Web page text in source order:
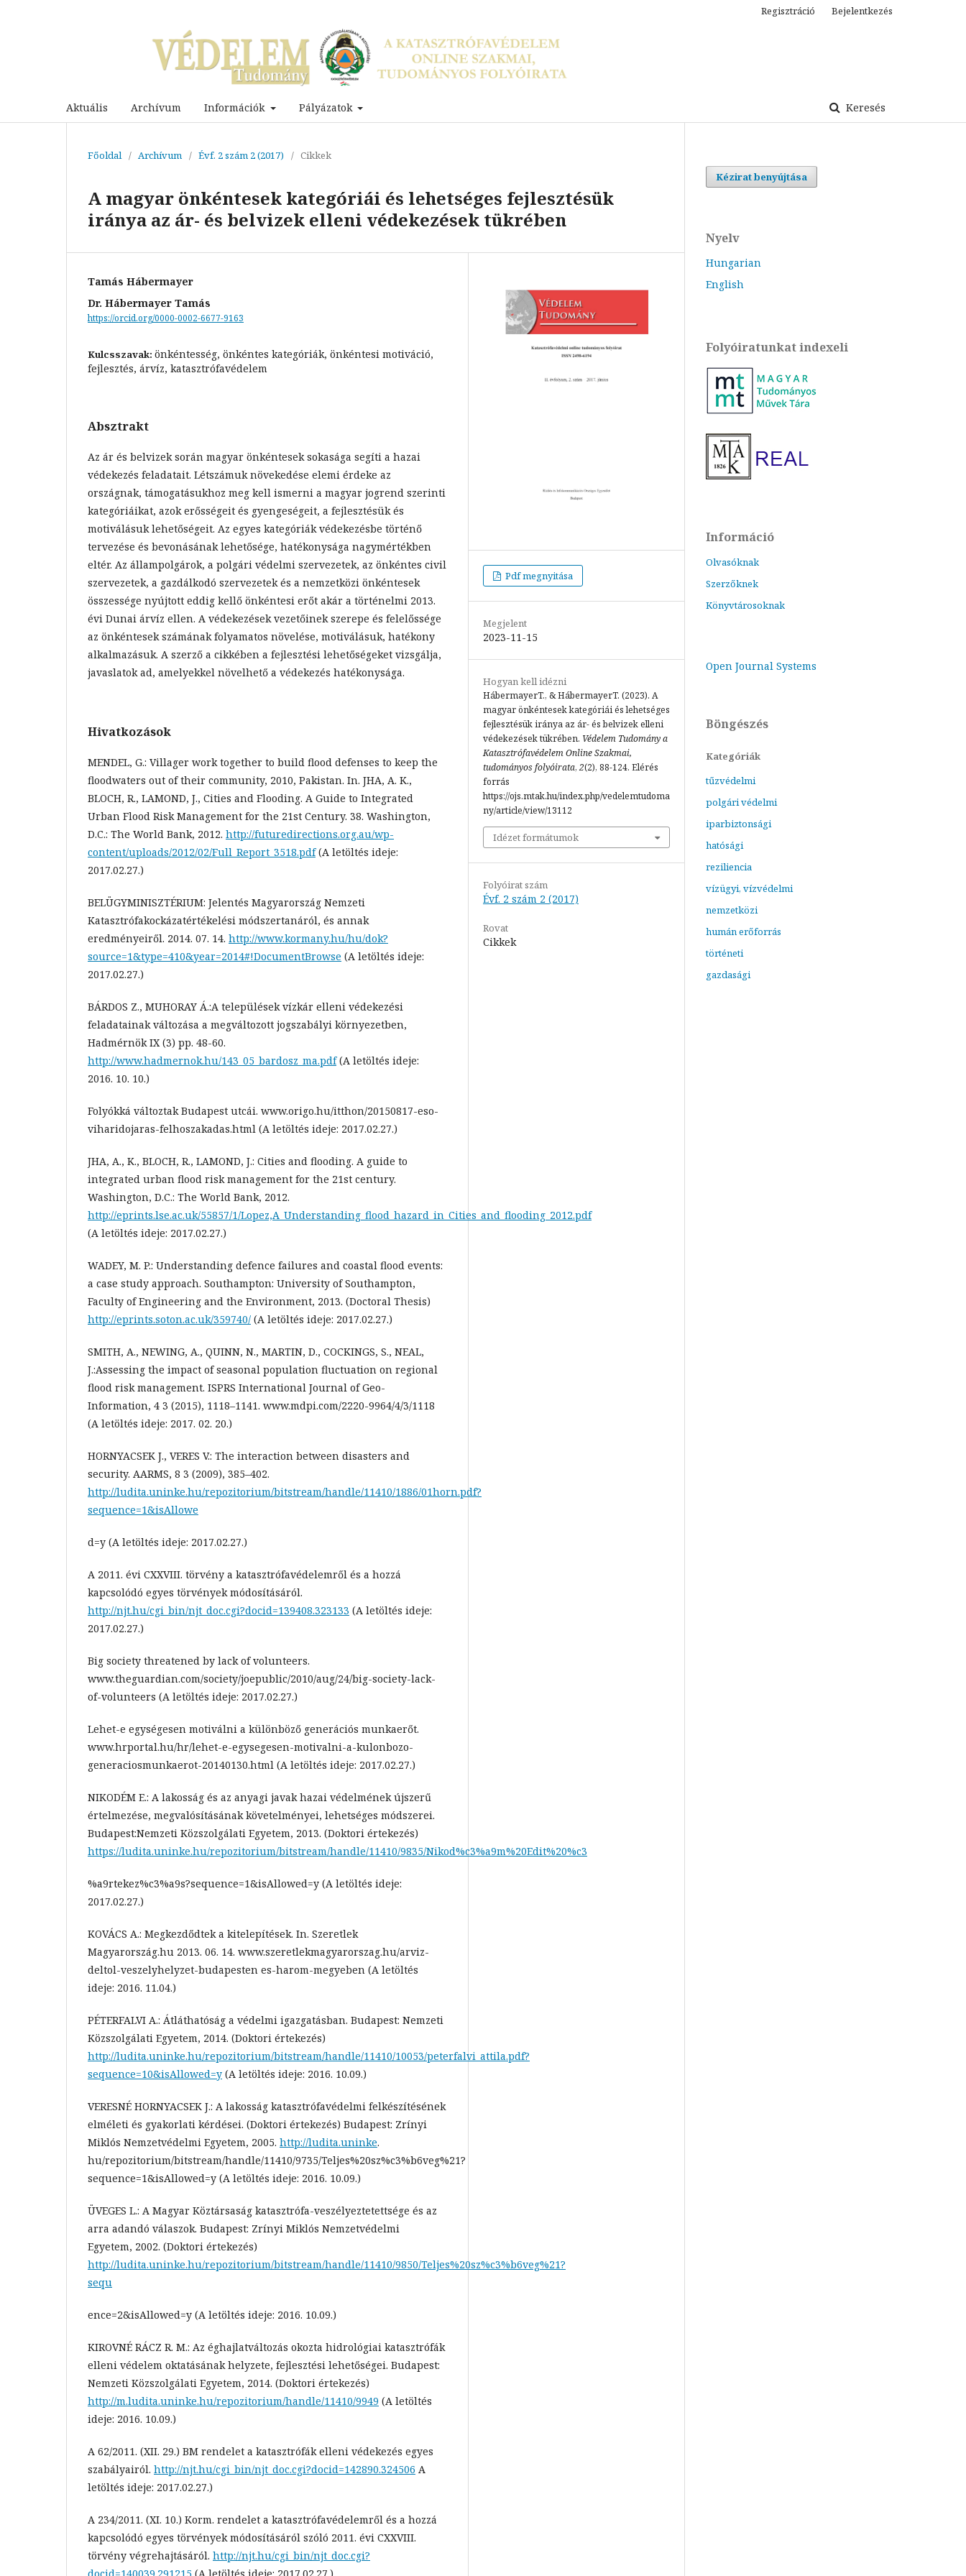
Aktuális Archívum Információk Pályázatok Keresés
Regisztráció Bejelentkezés
Főoldal / Archívum / Évf. 2 szám 2 (2017) / Cikkek
A magyar önkéntesek kategóriái és lehetséges fejlesztésük
iránya az ár- és belvizek elleni védekezések tükrében
Tamás Hábermayer
Dr. Hábermayer Tamás
https://orcid.org/0000-0002-6677-9163
Kulcsszavak: önkéntesség, önkéntes kategóriák, önkéntesi motiváció,
fejlesztés, árvíz, katasztrófavédelem
Absztrakt
Az ár és belvizek során magyar önkéntesek sokasága segíti a hazai
védekezés feladatait. Létszámuk növekedése elemi érdeke az
országnak, támogatásukhoz meg kell ismerni a magyar jogrend szerinti
kategóriáikat, azok erősségeit és gyengeségeit, a fejlesztésük és
motiválásuk lehetőségeit. Az egyes kategóriák védekezésbe történő
tervezése és bevonásának lehetősége, hatékonysága nagymértékben
eltér. Az állampolgárok, a polgári védelmi szervezetek, az önkéntes civil
szervezetek, a gazdálkodó szervezetek és a nemzetközi önkéntesek
összessége nyújtott eddig kellő önkéntesi erőt akár a történelmi 2013.
évi Dunai árvíz ellen. A védekezések vezetőinek szerepe és felelőssége
az önkéntesek számának folyamatos növelése, motiválásuk, hatékony
alkalmazásuk. A szerző a cikkében a fejlesztési lehetőségeket vizsgálja,
javaslatok ad, amelyekkel növelhető a védekezés hatékonysága.
Hivatkozások
MENDEL, G.: Villager work together to build flood defenses to keep the
floodwaters out of their community, 2010, Pakistan. In. JHA, A. K.,
BLOCH, R., LAMOND, J., Cities and Flooding. A Guide to Integrated
Urban Flood Risk Management for the 21st Century. 38. Washington,
D.C.: The World Bank, 2012. http://futuredirections.org.au/wp-
content/uploads/2012/02/Full_Report_3518.pdf(A letöltés ideje:
2017.02.27.)
BELÜGYMINISZTÉRIUM: Jelentés Magyarország Nemzeti
Katasztrófakockázatértékelési módszertanáról, és annak
eredményeiről. 2014. 07. 14. http://www.kormany.hu/hu/dok?
source=1&type=410&year=2014#!DocumentBrowse (A letöltés ideje:
2017.02.27.)
BÁRDOS Z., MUHORAY Á.:A települések vízkár elleni védekezési
feladatainak változása a megváltozott jogszabályi környezetben,
Hadmérnök IX (3) pp. 48-60.
http://www.hadmernok.hu/143_05_bardosz_ma.pdf(A letöltés ideje:
2016. 10. 10.)
Folyókká változtak Budapest utcái. www.origo.hu/itthon/20150817-eso-
viharidojaras-felhoszakadas.html (A letöltés ideje: 2017.02.27.)
JHA, A., K., BLOCH, R., LAMOND, J.: Cities and flooding. A guide to
integrated urban flood risk management for the 21st century.
Washington, D.C.: The World Bank, 2012.
http://eprints.lse.ac.uk/55857/1/Lopez,A_Understanding_flood_hazard_in_Cities_and_flooding_2012.pdf
(A letöltés ideje: 2017.02.27.)
WADEY, M. P.: Understanding defence failures and coastal flood events:
a case study approach. Southampton: University of Southampton,
Faculty of Engineering and the Environment, 2013. (Doctoral Thesis)
http://eprints.soton.ac.uk/359740/ (A letöltés ideje: 2017.02.27.)
SMITH, A., NEWING, A., QUINN, N., MARTIN, D., COCKINGS, S., NEAL,
J.:Assessing the impact of seasonal population fluctuation on regional
flood risk management. ISPRS International Journal of Geo-
Information, 4 3 (2015), 1118–1141. www.mdpi.com/2220-9964/4/3/1118
(A letöltés ideje: 2017. 02. 20.)
HORNYACSEK J., VERES V.: The interaction between disasters and
security. AARMS, 8 3 (2009), 385–402.
http://ludita.uninke.hu/repozitorium/bitstream/handle/11410/1886/01horn.pdf?
sequence=1&isAllowe
d=y (A letöltés ideje: 2017.02.27.)
A 2011. évi CXXVIII. törvény a katasztrófavédelemről és a hozzá
kapcsolódó egyes törvények módosításáról.
http://njt.hu/cgi_bin/njt_doc.cgi?docid=139408.323133 (A letöltés ideje:
2017.02.27.)
Big society threatened by lack of volunteers.
www.theguardian.com/society/joepublic/2010/aug/24/big-society-lack-
of-volunteers (A letöltés ideje: 2017.02.27.)
Lehet-e egységesen motiválni a különböző generációs munkaerőt.
www.hrportal.hu/hr/lehet-e-egysegesen-motivalni-a-kulonbozo-
generaciosmunkaerot-20140130.html (A letöltés ideje: 2017.02.27.)
NIKODÉM E.: A lakosság és az anyagi javak hazai védelmének újszerű
értelmezése, megvalósításának követelményei, lehetséges módszerei.
Budapest:Nemzeti Közszolgálati Egyetem, 2013. (Doktori értekezés)
https://ludita.uninke.hu/repozitorium/bitstream/handle/11410/9835/Nikod%c3%a9m%20Edit%20%c3
%a9rtekez%c3%a9s?sequence=1&isAllowed=y (A letöltés ideje:
2017.02.27.)
KOVÁCS A.: Megkezdődtek a kitelepítések. In. Szeretlek
Magyarország.hu 2013. 06. 14. www.szeretlekmagyarorszag.hu/arviz-
deltol-veszelyhelyzet-budapesten es-harom-megyeben (A letöltés
ideje: 2016. 11.04.)
PÉTERFALVI A.: Átláthatóság a védelmi igazgatásban. Budapest: Nemzeti
Közszolgálati Egyetem, 2014. (Doktori értekezés)
http://ludita.uninke.hu/repozitorium/bitstream/handle/11410/10053/peterfalvi_attila.pdf?
sequence=10&isAllowed=y (A letöltés ideje: 2016. 10.09.)
VERESNÉ HORNYACSEK J.: A lakosság katasztrófavédelmi felkészítésének
elméleti és gyakorlati kérdései. (Doktori értekezés) Budapest: Zrínyi
Miklós Nemzetvédelmi Egyetem, 2005. http://ludita.uninke.
hu/repozitorium/bitstream/handle/11410/9735/Teljes%20sz%c3%b6veg%21?
sequence=1&isAllowed=y (A letöltés ideje: 2016. 10.09.)
ÜVEGES L.: A Magyar Köztársaság katasztrófa-veszélyeztetettsége és az
arra adandó válaszok. Budapest: Zrínyi Miklós Nemzetvédelmi
Egyetem, 2002. (Doktori értekezés)
http://ludita.uninke.hu/repozitorium/bitstream/handle/11410/9850/Teljes%20sz%c3%b6veg%21?
sequ
ence=2&isAllowed=y (A letöltés ideje: 2016. 10.09.)
KIROVNÉ RÁCZ R. M.: Az éghajlatváltozás okozta hidrológiai katasztrófák
elleni védelem oktatásának helyzete, fejlesztési lehetőségei. Budapest:
Nemzeti Közszolgálati Egyetem, 2014. (Doktori értekezés)
http://m.ludita.uninke.hu/repozitorium/handle/11410/9949 (A letöltés
ideje: 2016. 10.09.)
A 62/2011. (XII. 29.) BM rendelet a katasztrófák elleni védekezés egyes
szabályairól. http://njt.hu/cgi_bin/njt_doc.cgi?docid=142890.324506 A
letöltés ideje: 2017.02.27.)
A 234/2011. (XI. 10.) Korm. rendelet a katasztrófavédelemről és a hozzá
kapcsolódó egyes törvények módosításáról szóló 2011. évi CXXVIII.
törvény végrehajtásáról. http://njt.hu/cgi_bin/njt_doc.cgi?
Pdf megnyitása
Megjelent
2023-11-15
Hogyan kell idézni
HábermayerT., & HábermayerT. (2023). A
magyar önkéntesek kategóriái és lehetséges
fejlesztésük iránya az ár- és belvizek elleni
védekezések tükrében. Védelem Tudomány a
Katasztrófavédelem Online Szakmai,
tudományos folyóirata, 2(2), 88-124. Elérés
forrás
https://ojs.mtak.hu/index.php/vedelemtudoma
ny/article/view/13112
Idézet formátumok
Folyóirat szám
Évf. 2 szám 2 (2017)
Rovat
Cikkek
Kézirat benyújtása
Nyelv
Hungarian
English
Folyóiratunkat indexeli
Információ
Olvasóknak
Szerzőknek
Könyvtárosoknak
Open Journal Systems
Böngészés
Kategóriák
tűzvédelmi
polgári védelmi
iparbiztonsági
hatósági
reziliencia
vízügyi, vízvédelmi
nemzetközi
humán erőforrás
történeti
gazdasági